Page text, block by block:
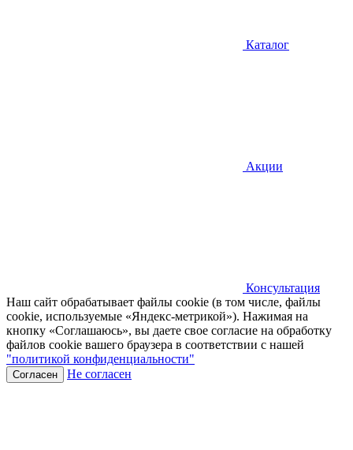
Каталог
Акции
Консультация
Наш сайт обрабатывает файлы cookie (в том числе, файлы
cookie, используемые «Яндекс-метрикой»). Нажимая на
кнопку «Соглашаюсь», вы даете свое согласие на обработку
файлов cookie вашего браузера в соответствии с нашей
"политикой конфиденциальности"
Согласен Не согласен